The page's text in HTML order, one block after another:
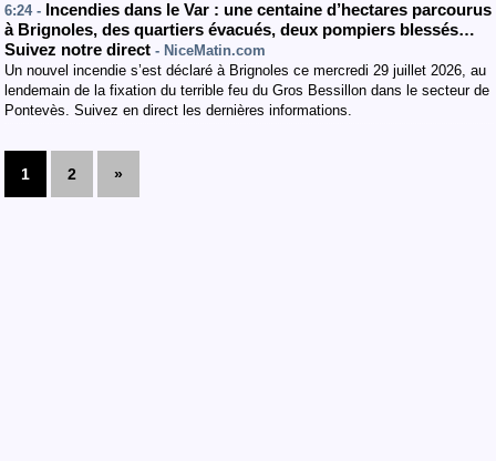
6:24 - Incendies dans le Var : une centaine d’hectares parcourus
à Brignoles, des quartiers évacués, deux pompiers blessés…
Suivez notre direct - NiceMatin.com
Un nouvel incendie s’est déclaré à Brignoles ce mercredi 29 juillet 2026, au
lendemain de la fixation du terrible feu du Gros Bessillon dans le secteur de
Pontevès. Suivez en direct les dernières informations.
1 2 »